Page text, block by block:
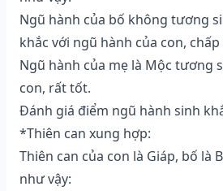
Ngũ hành của bố không tương
khắc với ngũ hành của con,
Ngũ hành của mẹ là Mộc tương
con, rất tốt.
Đánh giá điểm ngũ hành sinh
*Thiên can xung hợp:
Thiên can của con là Giáp, bố là
như vậy: